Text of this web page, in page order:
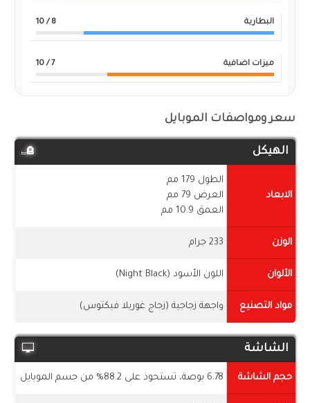
البطارية 8
/ 10
ميزات اضافية 7
/ 10
سعر ومواصفات الموبايل
الهيكل
الابعاد
الطول 179 مم
العرض 79 مم
العمق 10.9 مم
الوزن 233 جرام
الألوان اللون الأسود (Night Black)
مواد التصنيع واجهة زجاجية (زجاج غوريلا فيكتوس)
الشاشة
حجم الشاشة 6.78 بوصة، تستحوذ على 88.2% من جسم الموبايل